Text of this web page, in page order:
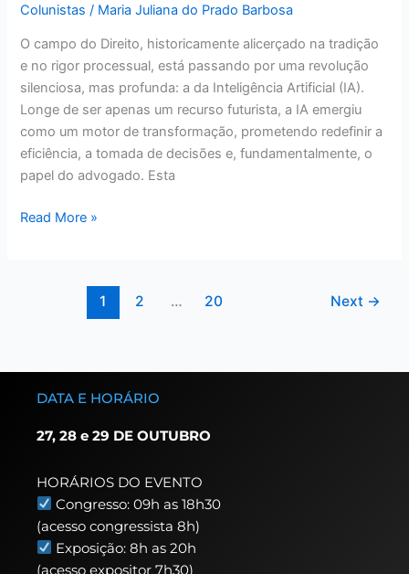
Colunistas / Maria Juliana do Prado Barbosa
O campo do Direito, historicamente alicerçado na tradição
e no rigor processual, está passando por uma revolução
silenciosa, mas profunda: a da Inteligência Artificial (IA).
Longe de ser apenas um recurso futurista, a IA emergiu
como um motor de transformação, prometendo redefinir a
eficiência, a tomada de decisões e, fundamentalmente, o
papel do advogado. Esta
Read More »
1 2 … 20 Next →
DATA E HORÁRIO
27, 28 e 29 DE OUTUBRO
HORÁRIOS DO EVENTO
Congresso: 09h as 18h30
(acesso congressista 8h)
Exposição: 8h as 20h
(acesso expositor 7h30)